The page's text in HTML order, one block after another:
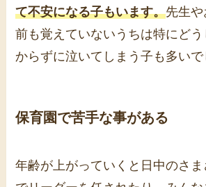
て不安になる子もいます。先生
前も覚えていないうちは特にど
からずに泣いてしまう子も多いで
保育園で苦手な事がある
年齢が上がっていくと日中のさ